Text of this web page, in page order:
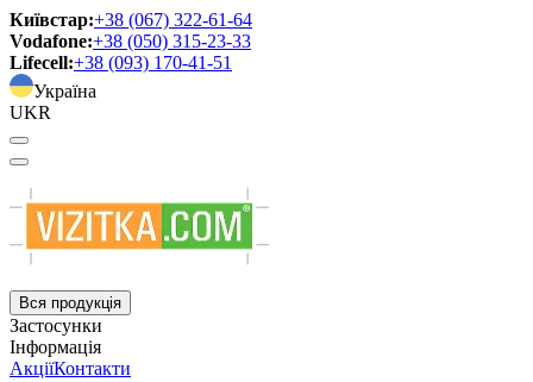
Київстар:+38 (067) 322-61-64
Vodafone:+38 (050) 315-23-33
Lifecell:+38 (093) 170-41-51
Україна
UKR
Вся продукція
Застосунки
Інформація
АкціїКонтакти